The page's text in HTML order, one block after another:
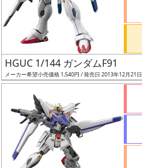
検
HGUC 1/144 ガンダムF91
メーカー希望小売価格 1,540円 / 発売日 2013年12月21日